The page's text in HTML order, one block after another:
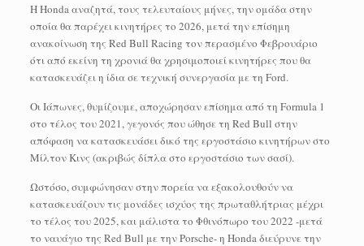
Η Honda αναζητά, τους τελευταίους μήνες, την ομάδα στην
οποία θα παρέχει κινητήρες το 2026, μετά την επίσημη
ανακοίνωση της Red Bull Racing τον περασμένο Φεβρουάριο
ότι από εκείνη τη χρονιά θα χρησιμοποιεί κινητήρες που θα
κατασκευάζει η ίδια σε τεχνική συνεργασία με τη Ford.
Οι Ιάπωνες, θυμίζουμε, αποχώρησαν επίσημα από τη Formula 1
στο τέλος του 2021, γεγονός που ώθησε τη Red Bull στην
απόφαση να κατασκευάσει δικό της εργοστάσιο κινητήρων στο
Μίλτον Κινς (ακριβώς δίπλα στο εργοστάσιο των σασί).
Ωστόσο, συμφώνησαν στην πορεία να εξακολουθούν να
κατασκευάζουν τις μονάδες ισχύος της πρωταθλήτριας μέχρι
το τέλος του 2025, και μάλιστα το Φθινόπωρο του 2022 -μετά
το ναυάγιο της Red Bull με την Porsche- η Honda διεύρυνε την